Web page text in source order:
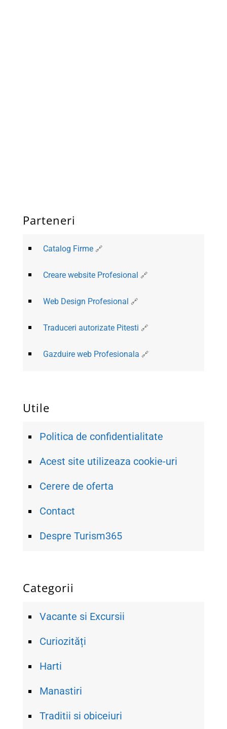
Parteneri
Catalog Firme
Creare website Profesional
Web Design Profesional
Traduceri autorizate Pitesti
Gazduire web Profesionala
Utile
Politica de confidentialitate
Acest site utilizeaza cookie-uri
Cerere de oferta
Contact
Despre Turism365
Categorii
Vacante si Excursii
Curiozități
Harti
Manastiri
Traditii si obiceiuri